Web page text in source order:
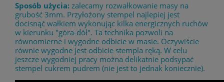
Sposób użycia: zalecamy rozwałkowanie masy na
grubość 3mm. Przyłożony stempel najlepiej jest
docisnąć wałkiem wykonując kilka energicznych ruchów
w kierunku "góra-dół". Ta technika pozwoli na
równomierne i wygodne odbicie w masie. Oczywiście
równie wygodne jest odbicie stempla ręką. W celu
jeszcze wygodniej pracy można delikatnie podsypać
stempel cukrem pudrem (nie jest to jednak koniecznie).